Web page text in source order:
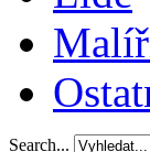
Search...